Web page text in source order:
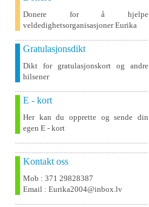
Donere for å hjelpe
veldedighetsorganisasjoner Eurika
Gratulasjonsdikt
Dikt for gratulasjonskort og andre
hilsener
E - kort
Her kan du opprette og sende din
egen E - kort
Kontakt oss
Mob : 371 29828387
Email : Eurika2004@inbox.lv